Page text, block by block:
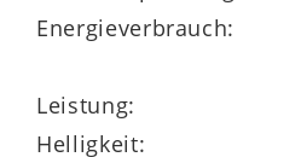
Ideal für Vitrinen,
Energieverbrauch:
Leistung:
Helligkeit: